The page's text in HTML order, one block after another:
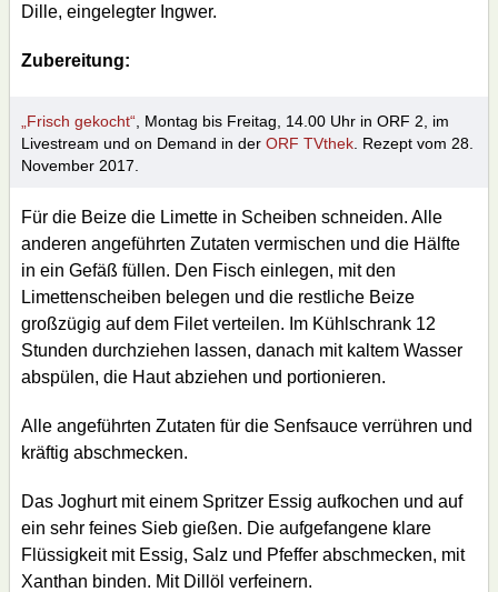
Dille, eingelegter Ingwer.
Zubereitung:
„Frisch gekocht“ , Montag bis Freitag, 14.00 Uhr in ORF 2, im
Livestream und on Demand in der ORF TVthek . Rezept vom 28.
November 2017.
Für die Beize die Limette in Scheiben schneiden. Alle
anderen angeführten Zutaten vermischen und die Hälfte
in ein Gefäß füllen. Den Fisch einlegen, mit den
Limettenscheiben belegen und die restliche Beize
großzügig auf dem Filet verteilen. Im Kühlschrank 12
Stunden durchziehen lassen, danach mit kaltem Wasser
abspülen, die Haut abziehen und portionieren.
Alle angeführten Zutaten für die Senfsauce verrühren und
kräftig abschmecken.
Das Joghurt mit einem Spritzer Essig aufkochen und auf
ein sehr feines Sieb gießen. Die aufgefangene klare
Flüssigkeit mit Essig, Salz und Pfeffer abschmecken, mit
Xanthan binden. Mit Dillöl verfeinern.